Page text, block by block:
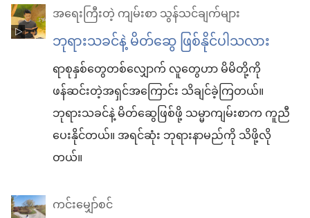
အရေးကြီးတဲ့ ကျမ်းစာ သွန်သင်ချက်များ
ဘုရားသခင်နဲ့ မိတ်ဆွေ ဖြစ်နိုင်ပါသလား
ရာစုနှစ်တွေတစ်လျှောက် လူတွေဟာ မိမိတို့ကို
ဖန်ဆင်းတဲ့အရှင်အကြောင်း သိချင်ခဲ့ကြတယ်။
ဘုရားသခင်နဲ့ မိတ်ဆွေဖြစ်ဖို့ သမ္မာကျမ်းစာက ကူညီ
ပေးနိုင်တယ်။ အရင်ဆုံး ဘုရားနာမည်ကို သိဖို့လို
တယ်။
ကင်းမျှော်စင်